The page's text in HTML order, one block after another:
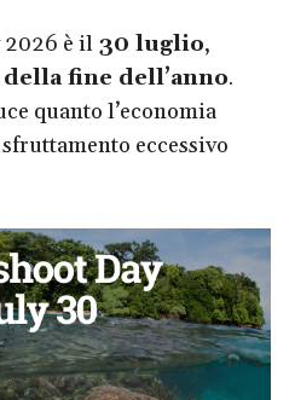
2026 è il 30 luglio,
fine dell’anno.
quanto l’economia
eccessivo